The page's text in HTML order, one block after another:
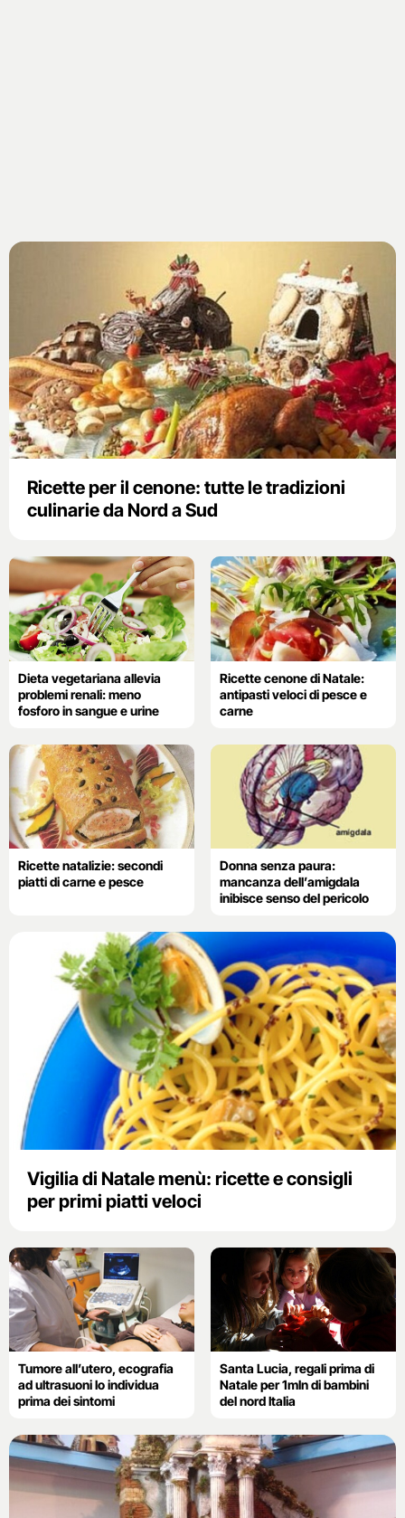
Ricette per il cenone: tutte le tradizioni
culinarie da Nord a Sud
Dieta vegetariana allevia
problemi renali: meno
fosforo in sangue e urine
Ricette cenone di Natale:
antipasti veloci di pesce e
carne
Ricette natalizie: secondi
piatti di carne e pesce
Donna senza paura:
mancanza dell’amigdala
inibisce senso del pericolo
Vigilia di Natale menù: ricette e consigli
per primi piatti veloci
Tumore all’utero, ecografia
ad ultrasuoni lo individua
prima dei sintomi
Santa Lucia, regali prima di
Natale per 1mln di bambini
del nord Italia